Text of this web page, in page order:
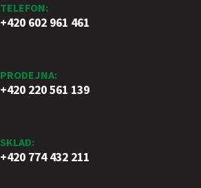
TELEFON:
+420 602 961 461
PRODEJNA:
+420 220 561 139
SKLAD:
+420 774 432 211